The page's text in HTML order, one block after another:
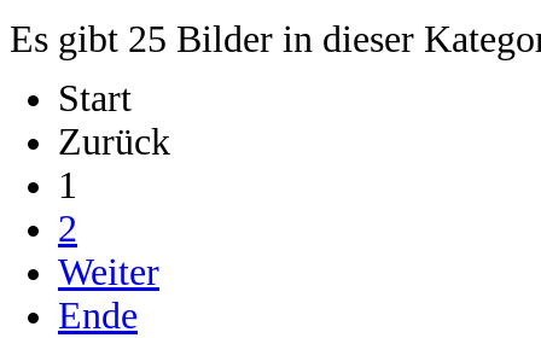
Es gibt 25 Bilder in dieser
Start
Zurück
1
2
Weiter
Ende